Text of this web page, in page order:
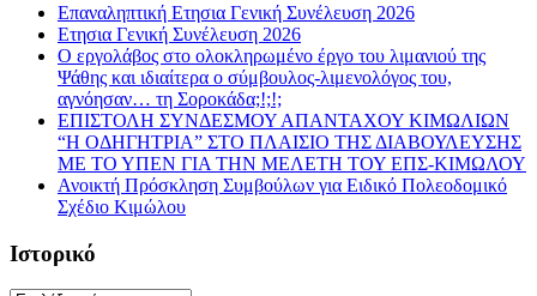
Επαναληπτική Ετησια Γενική Συνέλευση 2026
Ετησια Γενική Συνέλευση 2026
Ο εργολάβος στο ολοκληρωμένο έργο του λιμανιού της
Ψάθης και ιδιαίτερα ο σύμβουλος-λιμενολόγος του,
αγνόησαν… τη Σοροκάδα;!;!;
ΕΠΙΣΤΟΛΗ ΣΥΝΔΕΣΜΟΥ ΑΠΑΝΤΑΧΟΥ ΚΙΜΩΛΙΩΝ
“Η ΟΔΗΓΗΤΡΙΑ” ΣΤΟ ΠΛΑΙΣΙΟ ΤΗΣ ΔΙΑΒΟΥΛΕΥΣΗΣ
ΜΕ ΤΟ ΥΠΕΝ ΓΙΑ ΤΗΝ ΜΕΛΕΤΗ ΤΟΥ ΕΠΣ-ΚΙΜΩΛΟΥ
Ανοικτή Πρόσκληση Συμβούλων για Ειδικό Πολεοδομικό
Σχέδιο Κιμώλου
Ιστορικό